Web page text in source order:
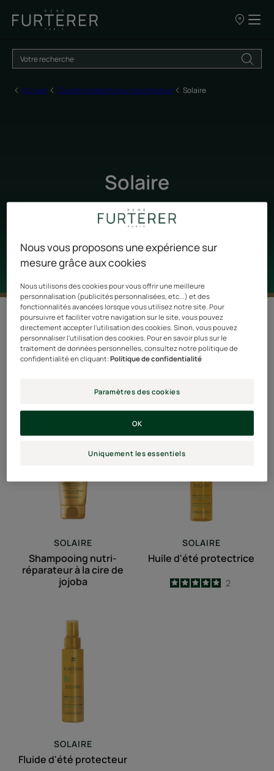
NOS
VENTE
Accueil Tous les produits pour vos cheveux Solaire
Solaire
Ensoleiller les cheveux en toute sécurité.
3 résultats pour "Solaire"
Pour protéger les cheveux exposés au soleil et les
réparer en profondeur, le rituel SOLAIRE est idéal. L'huile
cheveux des agressions du soleil, du sel et du chlore.
cire
de
jojoba
SOLAIRE
Shampooing nutri-
réparateur à la cire de
jojoba
SOLAIRE
Huile d'été protectrice
5
/5
2
Fluide
d'été
protecteur
SOLAIRE
Fluide d'été protecteur
Nous vous proposons une expérience sur
mesure grâce aux cookies
Nous utilisons des cookies pour vous offrir une meilleure
personnalisation (publicités personnalisées, etc...) et des
fonctionnalités avancées lorsque vous utilisez notre site. Pour
poursuivre et faciliter votre navigation sur le site, vous pouvez
directement accepter l'utilisation des cookies. Sinon, vous pouvez
personnaliser l'utilisation des cookies. Pour en savoir plus sur le
traitement de données personnelles, consultez notre politique de
confidentialité en cliquant:Politique de confidentialité
Paramètres des cookies
Uniquement les essentiels
OK